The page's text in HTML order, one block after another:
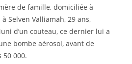
de famille, domiciliée à
Selven Valliamah, 29 ans,
d’un couteau, ce dernier lui a
bombe aérosol, avant de
50 000.